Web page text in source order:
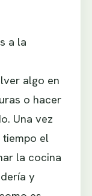
a la
algo en
o hacer
Una vez
el
la cocina
y